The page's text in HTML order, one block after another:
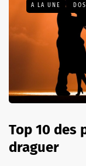
A LA UNE
Top 10 des
draguer